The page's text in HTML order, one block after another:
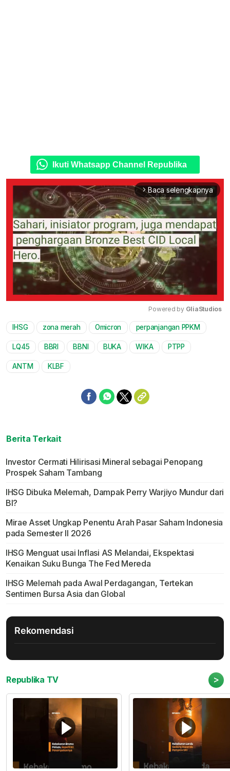
Ikuti Whatsapp Channel Republika
arrow_forward_ios Baca selengkapnya
Mute
Powered by GliaStudios
IHSG zona merah Omicron perpanjangan PPKM
LQ45 BBRI BBNI BUKA WIKA PTPP
ANTM KLBF
Berita Terkait
Investor Cermati Hilirisasi Mineral sebagai Penopang
Prospek Saham Tambang
IHSG Dibuka Melemah, Dampak Perry Warjiyo Mundur dari
BI?
Mirae Asset Ungkap Penentu Arah Pasar Saham Indonesia
pada Semester II 2026
IHSG Menguat usai Inflasi AS Melandai, Ekspektasi
Kenaikan Suku Bunga The Fed Mereda
IHSG Melemah pada Awal Perdagangan, Tertekan
Sentimen Bursa Asia dan Global
Rekomendasi
Republika TV >